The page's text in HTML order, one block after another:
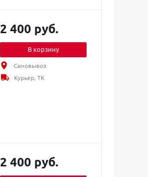
2 400 руб.
В корзину
Самовывоз
Курьер, ТК
2 400 руб.